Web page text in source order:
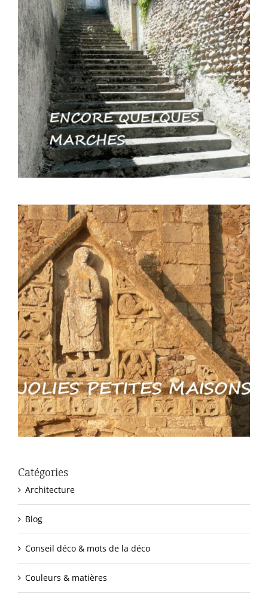
Catégories
Architecture
Blog
Conseil déco & mots de la déco
Couleurs & matières